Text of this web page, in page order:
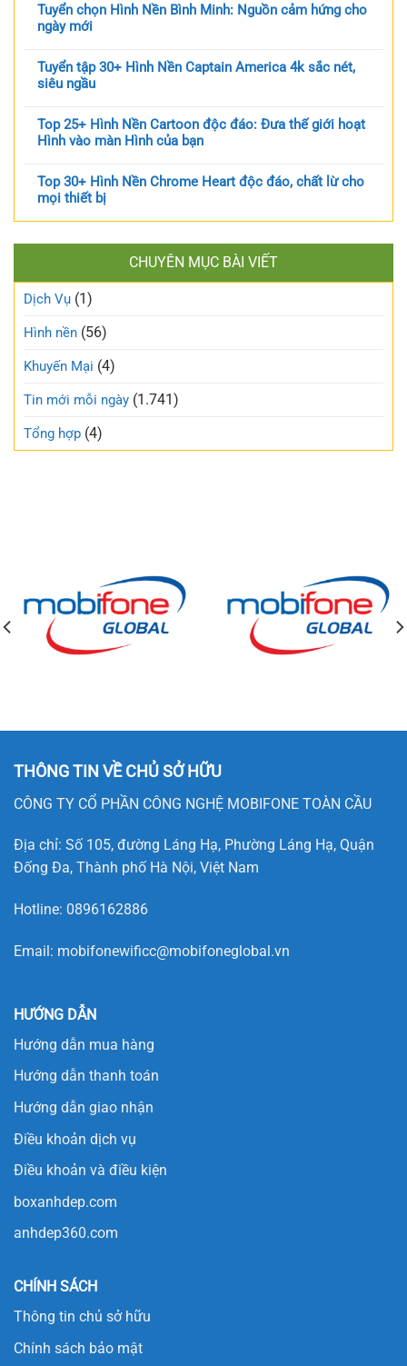
Tuyển chọn Hình Nền Bình Minh: Nguồn cảm hứng cho
ngày mới
Tuyển tập 30+ Hình Nền Captain America 4k sắc nét,
siêu ngầu
Top 25+ Hình Nền Cartoon độc đáo: Đưa thế giới hoạt
Hình vào màn Hình của bạn
Top 30+ Hình Nền Chrome Heart độc đáo, chất lừ cho
mọi thiết bị
CHUYÊN MỤC BÀI VIẾT
Dịch Vụ (1)
Hình nền (56)
Khuyến Mại (4)
Tin mới mỗi ngày (1.741)
Tổng hợp (4)
THÔNG TIN VỀ CHỦ SỞ HỮU
CÔNG TY CỔ PHẦN CÔNG NGHỆ MOBIFONE TOÀN CẦU
Địa chỉ: Số 105, đường Láng Hạ, Phường Láng Hạ, Quận
Đống Đa, Thành phố Hà Nội, Việt Nam
Hotline: 0896162886
Email: mobifonewificc@mobifoneglobal.vn
HƯỚNG DẪN
Hướng dẫn mua hàng
Hướng dẫn thanh toán
Hướng dẫn giao nhận
Điều khoản dịch vụ
Điều khoản và điều kiện
boxanhdep.com
anhdep360.com
CHÍNH SÁCH
Thông tin chủ sở hữu
Chính sách bảo mật